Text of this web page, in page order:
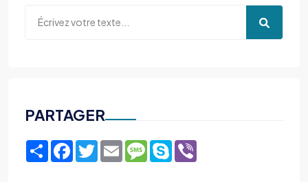
PARTAGER
ShareFacebook
TwitterEmailMessage
Skype